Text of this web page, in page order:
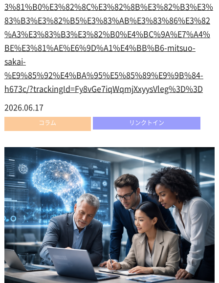
3%81%B0%E3%82%8C%E3%82%8B%E3%82%B3%E3%
83%B3%E3%82%B5%E3%83%AB%E3%83%86%E3%82
%A3%E3%83%B3%E3%82%B0%E4%BC%9A%E7%A4%
BE%E3%81%AE%E6%9D%A1%E4%BB%B6-mitsuo-
sakai-
%E9%85%92%E4%BA%95%E5%85%89%E9%9B%84-
h673c/?trackingId=Fy8vGe7iqWqmjXxyysVleg%3D%3D
2026.06.17
コラム リンクトイン